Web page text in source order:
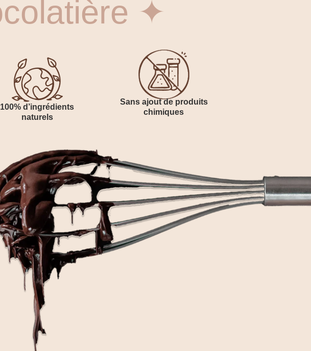
✦
100% d’ingrédients
naturels
Sans ajout de produits
chimiques